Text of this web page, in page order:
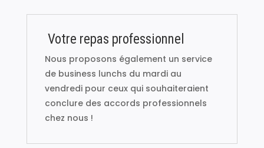
Votre repas professionnel
Nous proposons également un service
de business lunchs du mardi au
vendredi pour ceux qui souhaiteraient
conclure des accords professionnels
chez nous !